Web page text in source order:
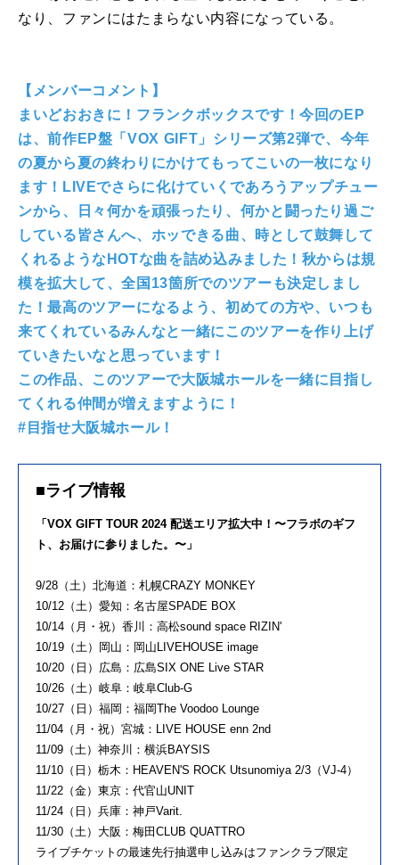
なり、ファンにはたまらない内容になっている。
【メンバーコメント】
まいどおおきに！フランクボックスです！今回のEP
は、前作EP盤「VOX GIFT」シリーズ第2弾で、今年
の夏から夏の終わりにかけてもってこいの一枚になり
ます！LIVEでさらに化けていくであろうアップチュー
ンから、日々何かを頑張ったり、何かと闘ったり過ご
している皆さんへ、ホッできる曲、時として鼓舞して
くれるようなHOTな曲を詰め込みました！秋からは規
模を拡大して、全国13箇所でのツアーも決定しまし
た！最高のツアーになるよう、初めての方や、いつも
来てくれているみんなと一緒にこのツアーを作り上げ
ていきたいなと思っています！
この作品、このツアーで大阪城ホールを一緒に目指し
てくれる仲間が増えますように！
#目指せ大阪城ホール！
■ライブ情報
「VOX GIFT TOUR 2024 配送エリア拡大中！〜フラボのギフ
ト、お届けに参りました。〜」
9/28（土）北海道：札幌CRAZY MONKEY
10/12（土）愛知：名古屋SPADE BOX
10/14（月・祝）香川：高松sound space RIZIN'
10/19（土）岡山：岡山LIVEHOUSE image
10/20（日）広島：広島SIX ONE Live STAR
10/26（土）岐阜：岐阜Club-G
10/27（日）福岡：福岡The Voodoo Lounge
11/04（月・祝）宮城：LIVE HOUSE enn 2nd
11/09（土）神奈川：横浜BAYSIS
11/10（日）栃木：HEAVEN'S ROCK Utsunomiya 2/3（VJ-4）
11/22（金）東京：代官山UNIT
11/24（日）兵庫：神戸Varit.
11/30（土）大阪：梅田CLUB QUATTRO
ライブチケットの最速先行抽選申し込みはファンクラブ限定